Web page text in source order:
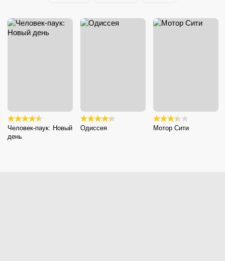
Человек-паук: Новый
день
Одиссея Мотор Сити